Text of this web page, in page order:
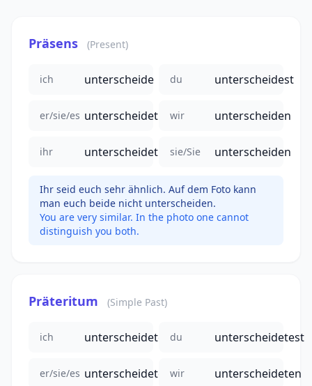
Präsens (Present)
ich unterscheide du unterscheidest
er/sie/es unterscheidet wir unterscheiden
ihr unterscheidet sie/Sie unterscheiden
Ihr seid euch sehr ähnlich. Auf dem Foto kann
man euch beide nicht unterscheiden.
You are very similar. In the photo one cannot
distinguish you both.
Präteritum (Simple Past)
ich unterscheidete du unterscheidetest
er/sie/es unterscheidete wir unterscheideten